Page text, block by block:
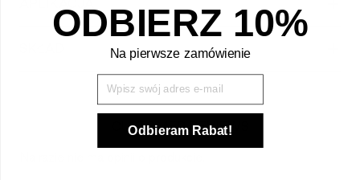
CUSTOMER REVIEWS
ODBIERZ 10%
Na pierwsze zamówienie
Wpisz Swój mail
Odbieram Rabat!